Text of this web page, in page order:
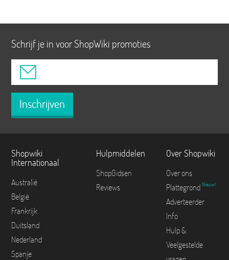
Schrijf je in voor ShopWiki promoties
Inschrijven
Shopwiki
Internationaal
Australië
België
Frankrijk
Duitsland
Nederland
Spanje
Hulpmiddelen
ShopGidsen
Reviews
Over Shopwiki
Over ons
Plattegrond Nieuw!
Adverteerder
Info
Hulp &
Veelgestelde